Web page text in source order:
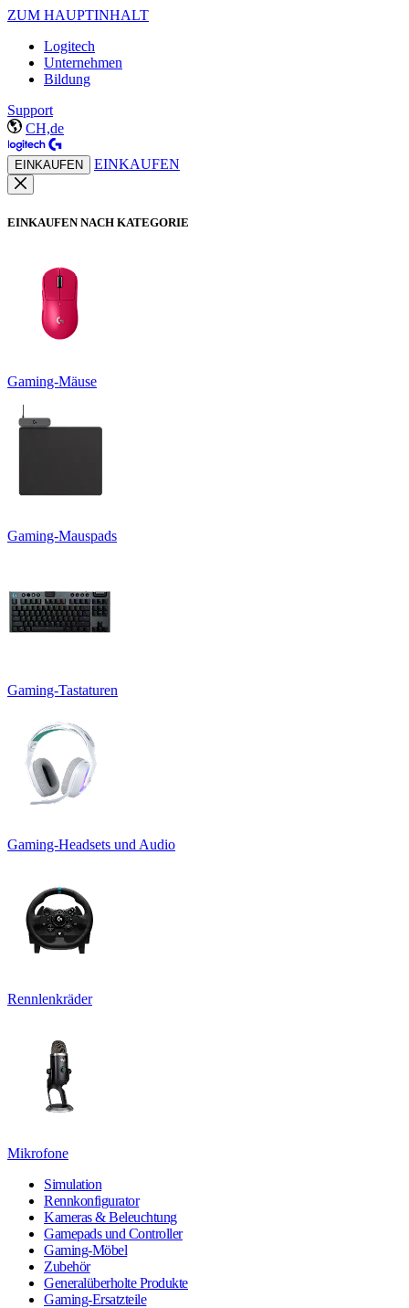
ZUM HAUPTINHALT
Logitech
Unternehmen
Bildung
Support
CH,de
EINKAUFEN EINKAUFEN
EINKAUFEN NACH KATEGORIE
Gaming-Mäuse
Gaming-Mauspads
Gaming-Tastaturen
Gaming-Headsets und Audio
Rennlenkräder
Mikrofone
Simulation
Rennkonfigurator
Kameras & Beleuchtung
Gamepads und Controller
Gaming-Möbel
Zubehör
Generalüberholte Produkte
Gaming-Ersatzteile